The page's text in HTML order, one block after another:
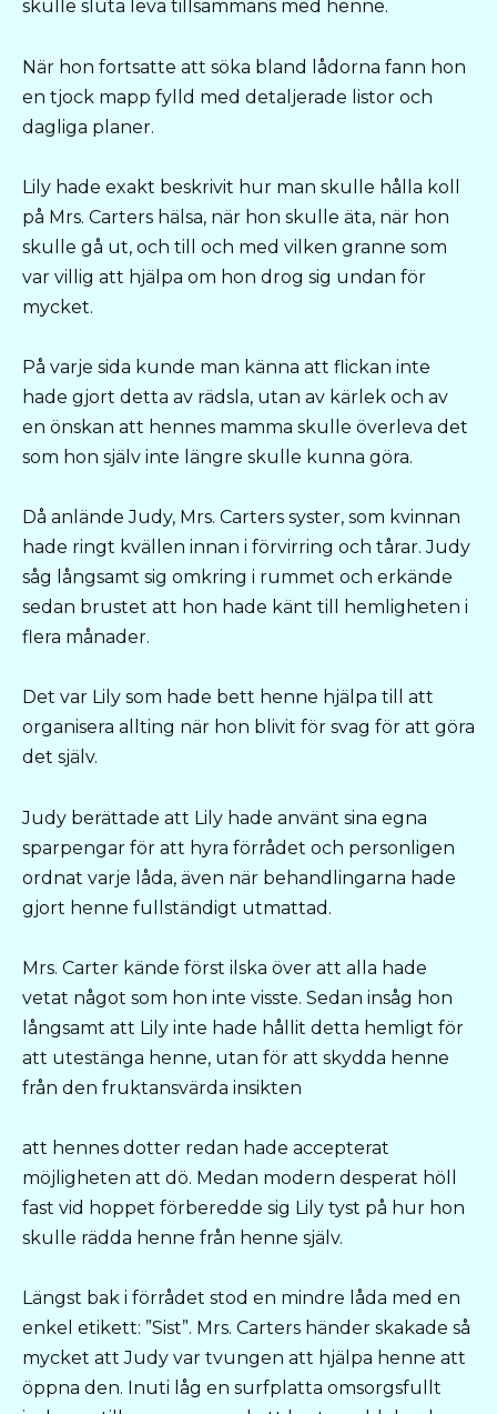
skulle sluta leva tillsammans med henne.
När hon fortsatte att söka bland lådorna fann hon
en tjock mapp fylld med detaljerade listor och
dagliga planer.
Lily hade exakt beskrivit hur man skulle hålla koll
på Mrs. Carters hälsa, när hon skulle äta, när hon
skulle gå ut, och till och med vilken granne som
var villig att hjälpa om hon drog sig undan för
mycket.
På varje sida kunde man känna att flickan inte
hade gjort detta av rädsla, utan av kärlek och av
en önskan att hennes mamma skulle överleva det
som hon själv inte längre skulle kunna göra.
Då anlände Judy, Mrs. Carters syster, som kvinnan
hade ringt kvällen innan i förvirring och tårar. Judy
såg långsamt sig omkring i rummet och erkände
sedan brustet att hon hade känt till hemligheten i
flera månader.
Det var Lily som hade bett henne hjälpa till att
organisera allting när hon blivit för svag för att göra
det själv.
Judy berättade att Lily hade använt sina egna
sparpengar för att hyra förrådet och personligen
ordnat varje låda, även när behandlingarna hade
gjort henne fullständigt utmattad.
Mrs. Carter kände först ilska över att alla hade
vetat något som hon inte visste. Sedan insåg hon
långsamt att Lily inte hade hållit detta hemligt för
att utestänga henne, utan för att skydda henne
från den fruktansvärda insikten
att hennes dotter redan hade accepterat
möjligheten att dö. Medan modern desperat höll
fast vid hoppet förberedde sig Lily tyst på hur hon
skulle rädda henne från henne själv.
Längst bak i förrådet stod en mindre låda med en
enkel etikett: ”Sist”. Mrs. Carters händer skakade så
mycket att Judy var tvungen att hjälpa henne att
öppna den. Inuti låg en surfplatta omsorgsfullt